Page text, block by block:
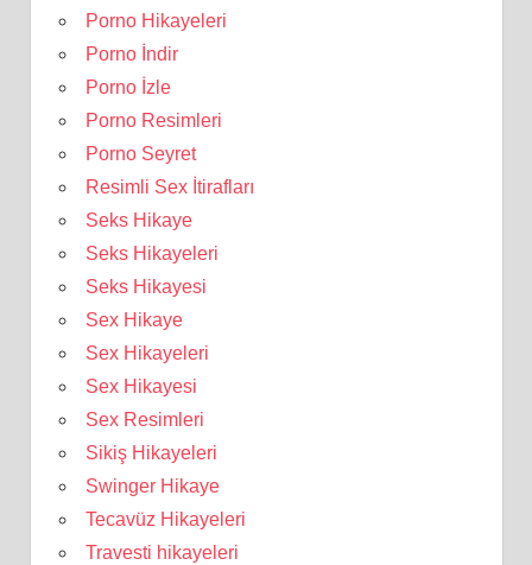
Porno Hikayeleri
Porno İndir
Porno İzle
Porno Resimleri
Porno Seyret
Resimli Sex İtirafları
Seks Hikaye
Seks Hikayeleri
Seks Hikayesi
Sex Hikaye
Sex Hikayeleri
Sex Hikayesi
Sex Resimleri
Sikiş Hikayeleri
Swinger Hikaye
Tecavüz Hikayeleri
Travesti hikayeleri